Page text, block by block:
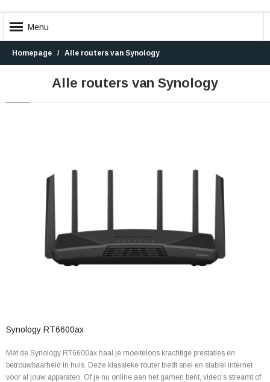
Menu
Homepage Alle routers van Synology
Alle routers van Synology
Synology RT6600ax
Met de Synology RT6600ax haal je moeiteloos krachtige prestaties en
betrouwbaarheid in huis. Deze klassieke router biedt snel en stabiel internet
voor al jouw apparaten. Of je nu online aan het gamen bent, video's streamt of